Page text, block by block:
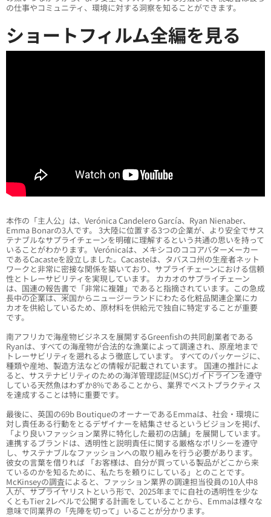
の仕事やコミュニティ、環境に対する洞察を知ることができます。
ショートフィルム全編を見る
本作の「主人公」は、Verónica Candelero García、Ryan Nienaber、
Emma Bonarの3人です。 3大陸に位置する3つの企業が、より安全でサス
テナブルなサプライチェーンを明確に理解するという共通の思いを持って
いることがわかります。 Verónicaは、メキシコのココアバターメーカー
であるCacasteを設立しました。Cacasteは、タバスコ州の生産者ネット
ワークと非常に密接な関係を築いており、サプライチェーンにおける信頼
性とトレーサビリティを実現しています。 カカオのサプライチェーン
は、 国連の報告書で「非常に複雑」であると指摘されています。この急成
長中の企業は、米国からニュージーランドにわたる化粧品関連企業にカ
カオを供給しているため、原材料を供給元で独自に特定することが重要
です。
南アフリカで海産物ビジネスを展開するGreenfishの共同創業者である
Ryanは、すべての海産物が合法的な漁業によって調達され、原産地まで
トレーサビリティを遡れるよう徹底しています。 すべてのパッケージに、
種類や産地、製造方法などの情報が記載されています。 国連の推計によ
ると、サステナビリティのための海洋管理認証(MSC)ガイドラインを遵守
している天然魚はわずか8%であることから、業界でベストプラクティス
を達成することは特に重要です。
最後に、英国の69b BoutiqueのオーナーであるEmmaは、社会・環境に
対し責任ある行動をとるデザイナーを結集させるというビジョンを掲げ、
「より良いファッション業界に特化した最初の店舗」を展開しています。
連携するブランドは、透明性と説明責任に関する厳格なポリシーを遵守
し、サステナブルなファッションへの取り組みを行う必要があります。
彼女の言葉を借りれば 「お客様は、自分が買っている製品がどこから来
ているのかを知るために、私たちを頼りにしている」とのことです。
McKinseyの調査によると、ファッション業界の調達担当役員の10人中8
人が、サプライヤリストという形で、2025年までに自社の透明性を少な
くともTier 2レベルで公開する計画をしていることから、Emmaは様々な
意味で同業界の「先陣を切って」いることが分かります。